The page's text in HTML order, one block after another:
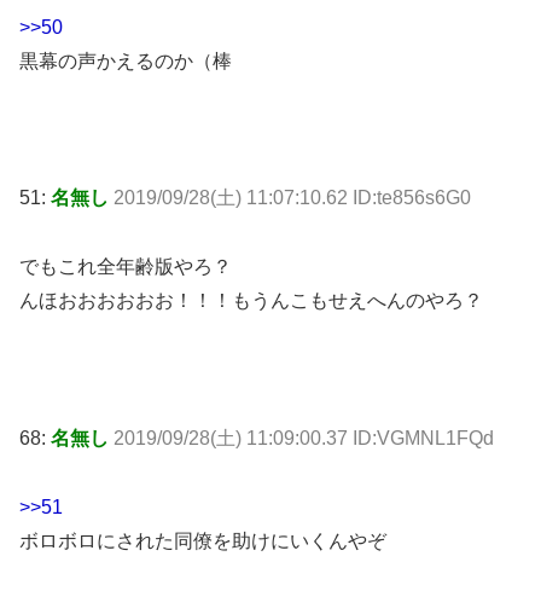
>>50
黒幕の声かえるのか（棒
51: 名無し 2019/09/28(土) 11:07:10.62 ID:te856s6G0
でもこれ全年齢版やろ？
んほおおおおおお！！！もうんこもせえへんのやろ？
68: 名無し 2019/09/28(土) 11:09:00.37 ID:VGMNL1FQd
>>51
ボロボロにされた同僚を助けにいくんやぞ